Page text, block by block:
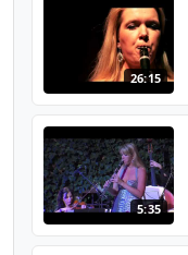
26:15
5:35